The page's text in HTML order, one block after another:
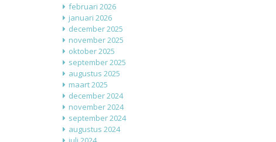
februari 2026
januari 2026
december 2025
november 2025
oktober 2025
september 2025
augustus 2025
maart 2025
december 2024
november 2024
september 2024
augustus 2024